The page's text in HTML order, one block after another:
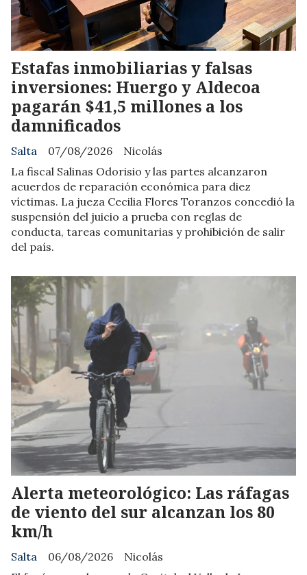
​Estafas inmobiliarias y falsas
inversiones: Huergo y Aldecoa
pagarán $41,5 millones a los
damnificados
Nicolás
Salta
07/08/2026
La fiscal Salinas Odorisio y las partes alcanzaron
acuerdos de reparación económica para diez
víctimas. La jueza Cecilia Flores Toranzos concedió la
suspensión del juicio a prueba con reglas de
conducta, tareas comunitarias y prohibición de salir
del país.
Alerta meteorológico: Las ráfagas
de viento del sur alcanzan los 80
km/h
Nicolás
Salta
06/08/2026